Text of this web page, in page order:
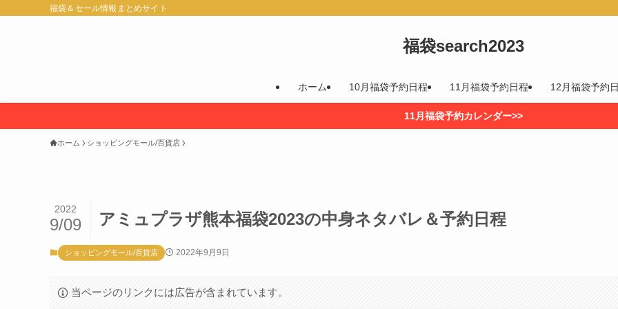
福袋＆セール情報まとめサイト
福袋search2023
ホーム 10月福袋予約日程 11月福袋予約日程 12月福袋予約
11月福袋予約カレンダー>>
ホーム ショッピングモール/百貨店
アミュプラザ熊本福袋2023の中身ネタバレ＆予約日程
2022
9/09
ショッピングモール/百貨店 2022年9月9日
当ページのリンクには広告が含まれています。